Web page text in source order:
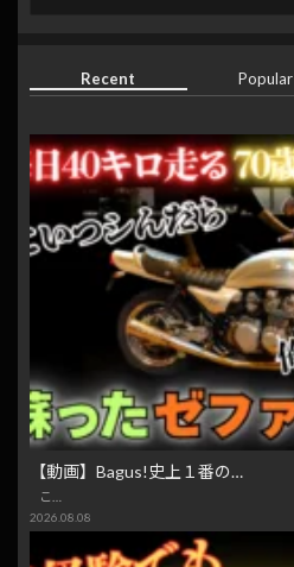
Recent Popular
【動画】Bagus!史上１番の…
こ…
2026.08.08